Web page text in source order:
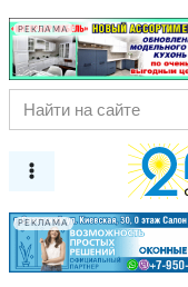
РЕКЛАМА
РЕКЛАМА